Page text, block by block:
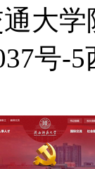
大学
号-5